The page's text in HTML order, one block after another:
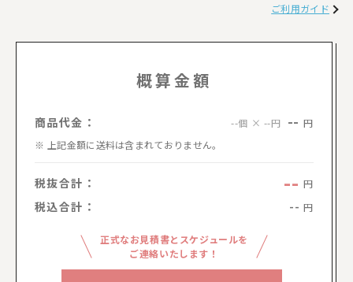
ご利用ガイド
概算金額
商品代金： --個 × --円 -- 円
上記金額に送料は含まれておりません。
税抜合計： -- 円
税込合計： -- 円
正式なお見積書とスケジュールを
ご連絡いたします！